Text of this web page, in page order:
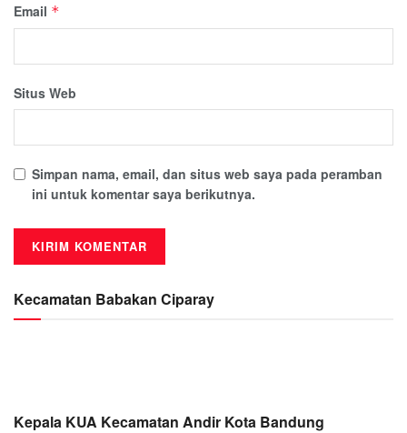
Email *
Situs Web
Simpan nama, email, dan situs web saya pada peramban
ini untuk komentar saya berikutnya.
Kecamatan Babakan Ciparay
Kepala KUA Kecamatan Andir Kota Bandung